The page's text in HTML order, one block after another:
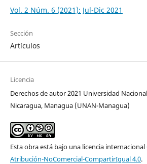
Vol. 2 Núm. 6 (2021): Jul-Dic 2021
Sección
Artículos
Licencia
Derechos de autor 2021 Universidad
Nicaragua, Managua (UNAN-Managua)
Esta obra está bajo una licencia internacional
Atribución-NoComercial-CompartirIgual 4.0.